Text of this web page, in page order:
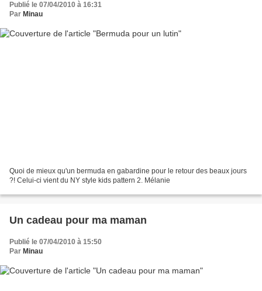
Publié le 07/04/2010 à 16:31
Par Minau
Quoi de mieux qu'un bermuda en gabardine pour le retour des beaux jours
?! Celui-ci vient du NY style kids pattern 2. Mélanie
Un cadeau pour ma maman
Publié le 07/04/2010 à 15:50
Par Minau